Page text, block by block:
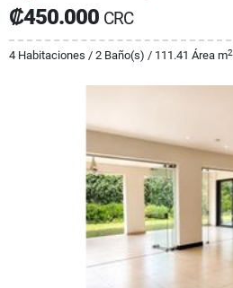
₡450.000 CRC
4 Habitaciones / 2 Baño(s) / 111.41 Área m2